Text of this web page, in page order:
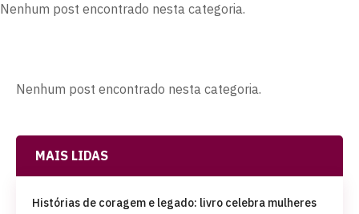
Nenhum post encontrado nesta categoria.
Nenhum post encontrado nesta categoria.
MAIS LIDAS
Histórias de coragem e legado: livro celebra mulheres